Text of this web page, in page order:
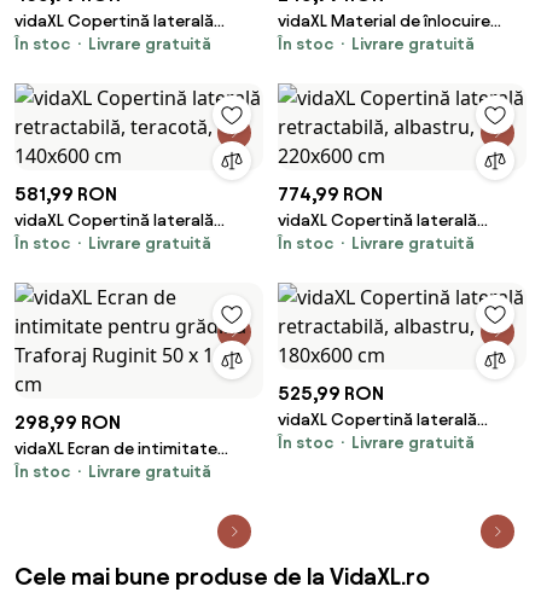
vidaXL Copertină laterală
retractabilă, roșu, 100 x 600
În stoc Livrare gratuită
vidaXL Material de înlocuire
pentru copertină Portocalie și
În stoc Livrare gratuită
581,99 RON
vidaXL Copertină laterală
retractabilă, teracotă,
În stoc Livrare gratuită
774,99 RON
vidaXL Copertină laterală
retractabilă, albastru,
În stoc Livrare gratuită
298,99 RON
vidaXL Ecran de intimitate
pentru grădină Traforaj Ruginit
În stoc Livrare gratuită
525,99 RON
vidaXL Copertină laterală
retractabilă, albastru, 180x600
În stoc Livrare gratuită
Cele mai bune produse de la VidaXL.ro